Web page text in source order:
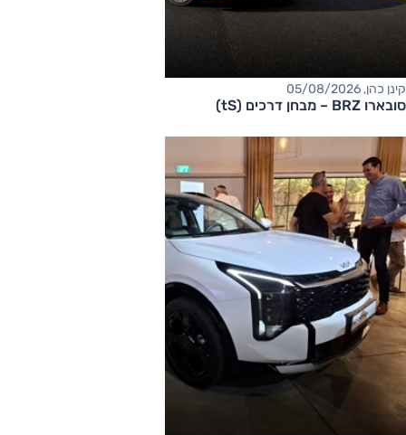
קינן כהן, 05/08/2026
סובארו BRZ – מבחן דרכים (tS)